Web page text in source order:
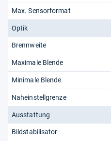
Max. Sensorformat
Optik
Brennweite
Maximale Blende
Minimale Blende
Naheinstellgrenze
Ausstattung
Bildstabilisator